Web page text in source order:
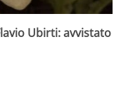
Ubirti: avvistato